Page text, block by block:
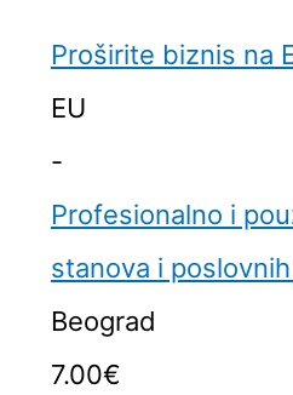
Proširite biznis na
EU
-
Profesionalno i
stanova i
Beograd
7.00€